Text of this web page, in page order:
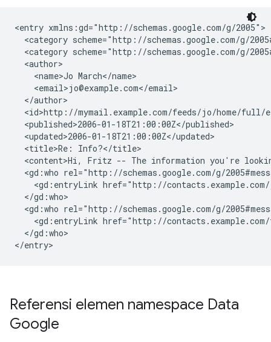
<entry xmlns:gd="http://schemas.google.com/g/2005">
<category scheme="http://schemas.google.com/g/
<category scheme="http://schemas.google.com/g/
  <author>
    <name>Jo March</name>
    <email>jo@example.com</email>
  </author>
<id>http://mymail.example.com/feeds/jo/home/full/
  <published>2006-01-18T21:00:00Z</published>
  <updated>2006-01-18T21:00:00Z</updated>
  <title>Re: Info?</title>
<content>Hi, Fritz -- The information you're
<gd:who rel="http://schemas.google.com/g/
<gd:entryLink href="http://
  </gd:who>
<gd:who rel="http://schemas.google.com/g/
<gd:entryLink href="http://
  </gd:who>
</entry>
Referensi elemen namespace Data
Google